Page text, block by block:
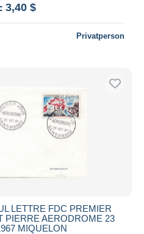
3,40 $
Privatperson
LETTRE FDC PREMIER
PIERRE AERODROME 23
MIQUELON